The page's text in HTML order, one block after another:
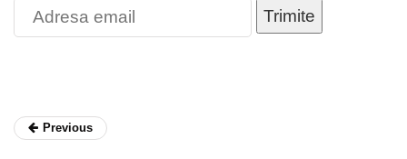
Trimite
Previous